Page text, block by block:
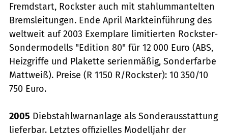
Fremdstart, Rockster auch mit stahlummantelten
Bremsleitungen. Ende April Markteinführung des
weltweit auf 2003 Exemplare limitierten Rockster-
Sondermodells "Edition 80" für 12 000 Euro (ABS,
Heizgriffe und Plakette serien­mäßig, Sonderfarbe
Mattweiß). Preise (R 1150 R/Rockster): 10 350/10
750 Euro.
2005 Diebstahlwarnanlage als Sonderausstattung
lieferbar. Letztes offizielles Modelljahr der